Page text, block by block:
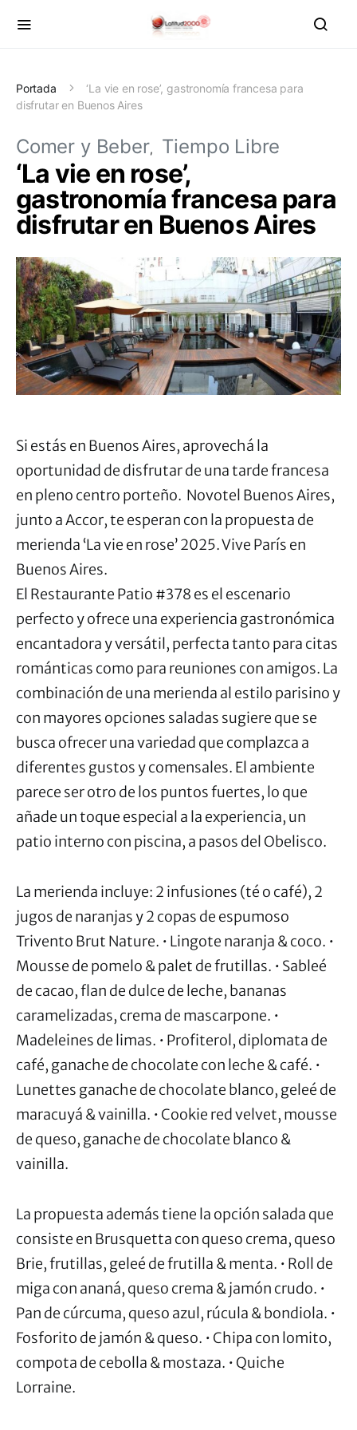
Portada
‘La vie en rose’, gastronomía francesa para
disfrutar en Buenos Aires
Comer y Beber Tiempo Libre
‘La vie en rose’,
gastronomía francesa para
disfrutar en Buenos Aires
Si estás en Buenos Aires, aprovechá la
oportunidad de disfrutar de una tarde francesa
en pleno centro porteño. Novotel Buenos Aires,
junto a Accor, te esperan con la propuesta de
merienda ‘La vie en rose’ 2025. Vive París en
Buenos Aires.
El Restaurante Patio #378 es el escenario
perfecto y ofrece una experiencia gastronómica
encantadora y versátil, perfecta tanto para citas
románticas como para reuniones con amigos. La
combinación de una merienda al estilo parisino y
con mayores opciones saladas sugiere que se
busca ofrecer una variedad que complazca a
diferentes gustos y comensales. El ambiente
parece ser otro de los puntos fuertes, lo que
añade un toque especial a la experiencia, un
patio interno con piscina, a pasos del Obelisco.
La merienda incluye: 2 infusiones (té o café), 2
jugos de naranjas y 2 copas de espumoso
Trivento Brut Nature. • Lingote naranja & coco. •
Mousse de pomelo & palet de frutillas. • Sableé
de cacao, flan de dulce de leche, bananas
caramelizadas, crema de mascarpone. •
Madeleines de limas. • Profiterol, diplomata de
café, ganache de chocolate con leche & café. •
Lunettes ganache de chocolate blanco, geleé de
maracuyá & vainilla. • Cookie red velvet, mousse
de queso, ganache de chocolate blanco &
vainilla.
La propuesta además tiene la opción salada que
consiste en Brusquetta con queso crema, queso
Brie, frutillas, geleé de frutilla & menta. • Roll de
miga con ananá, queso crema & jamón crudo. •
Pan de cúrcuma, queso azul, rúcula & bondiola. •
Fosforito de jamón & queso. • Chipa con lomito,
compota de cebolla & mostaza. • Quiche
Lorraine.